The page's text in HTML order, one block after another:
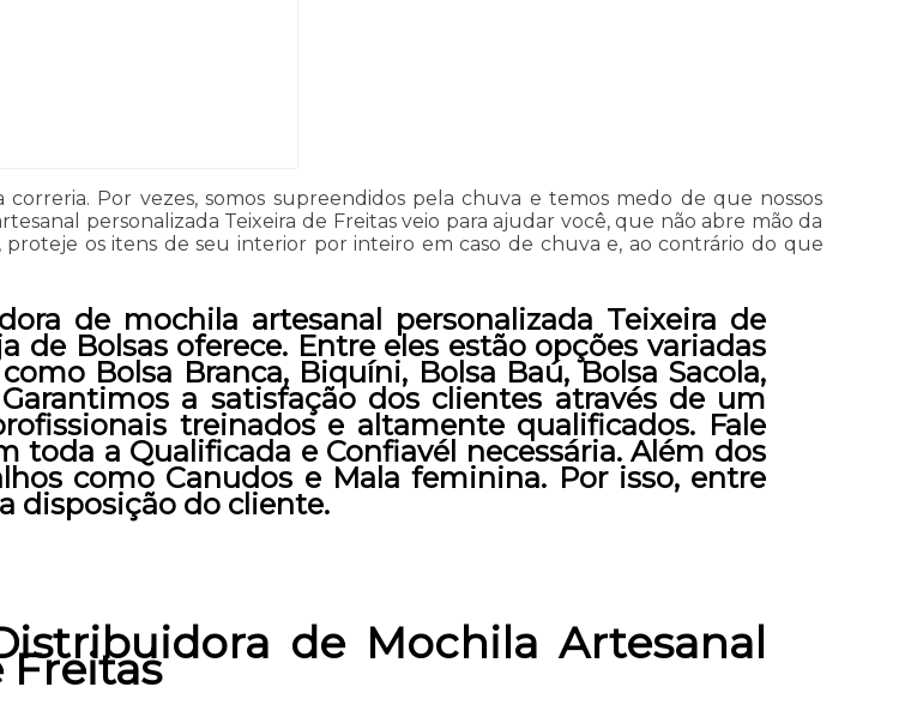
Por vezes, somos supreendidos pela chuva e temos medo de que nossos
personalizada Teixeira de Freitas veio para ajudar você, que não abre mão da
os itens de seu interior por inteiro em caso de chuva e, ao contrário do que
de mochila artesanal personalizada Teixeira de
de Bolsas oferece. Entre eles estão opções variadas
Bolsa Branca, Biquíni, Bolsa Baú, Bolsa Sacola,
a satisfação dos clientes através de um
treinados e altamente qualificados. Fale
toda a Qualificada e Confiavél necessária. Além dos
como Canudos e Mala feminina. Por isso, entre
disposição do cliente.
de Mochila Artesanal
Freitas